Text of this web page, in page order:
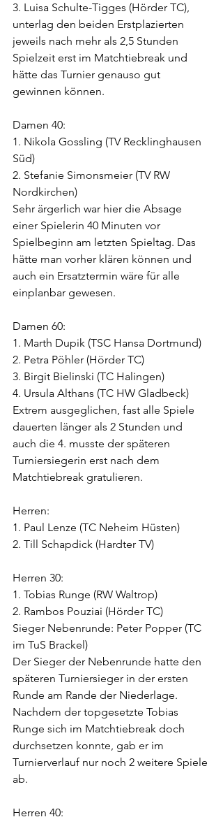
3. Luisa Schulte-Tigges (Hörder TC),
unterlag den beiden Erstplazierten
jeweils nach mehr als 2,5 Stunden
Spielzeit erst im Matchtiebreak und
hätte das Turnier genauso gut
gewinnen können.
Damen 40:
1. Nikola Gossling (TV Recklinghausen
Süd)
2. Stefanie Simonsmeier (TV RW
Nordkirchen)
Sehr ärgerlich war hier die Absage
einer Spielerin 40 Minuten vor
Spielbeginn am letzten Spieltag. Das
hätte man vorher klären können und
auch ein Ersatztermin wäre für alle
einplanbar gewesen.
Damen 60:
1. Marth Dupik (TSC Hansa Dortmund)
2. Petra Pöhler (Hörder TC)
3. Birgit Bielinski (TC Halingen)
4. Ursula Althans (TC HW Gladbeck)
Extrem ausgeglichen, fast alle Spiele
dauerten länger als 2 Stunden und
auch die 4. musste der späteren
Turniersiegerin erst nach dem
Matchtiebreak gratulieren.
Herren:
1. Paul Lenze (TC Neheim Hüsten)
2. Till Schapdick (Hardter TV)
Herren 30:
1. Tobias Runge (RW Waltrop)
2. Rambos Pouziai (Hörder TC)
Sieger Nebenrunde: Peter Popper (TC
im TuS Brackel)
Der Sieger der Nebenrunde hatte den
späteren Turniersieger in der ersten
Runde am Rande der Niederlage.
Nachdem der topgesetzte Tobias
Runge sich im Matchtiebreak doch
durchsetzen konnte, gab er im
Turnierverlauf nur noch 2 weitere Spiele
ab.
Herren 40: